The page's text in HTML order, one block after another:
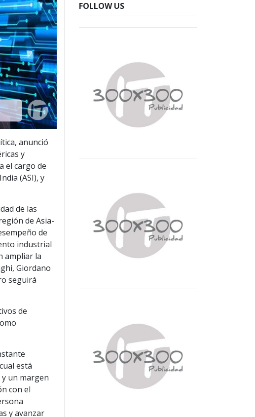
anunció
y
el cargo de
(ASI), y
de las
de Asia-
de
industrial
ampliar la
Giordano
seguirá
de
está
un margen
con el
y avanzar
FOLLOW US